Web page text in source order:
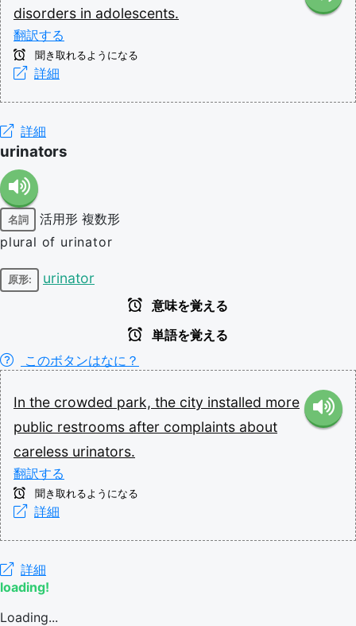
disorders in adolescents.
翻訳する
聞き取れるようになる
詳細
詳細
urinators
名詞 活用形 複数形
plural of urinator
原形: urinator
意味を覚える
単語を覚える
このボタンはなに？
In the crowded park, the city installed more
public restrooms after complaints about
careless urinators.
翻訳する
聞き取れるようになる
詳細
詳細
loading!
Loading...